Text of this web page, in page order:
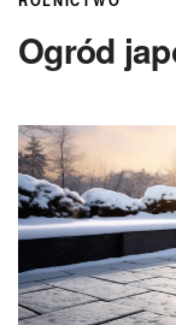
Ogród